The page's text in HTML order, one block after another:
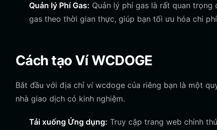
Quản lý Phí Gas: Quản lý phí gas là rất quan
gas theo thời gian thực, giúp bạn tối ưu hóa chi
Cách tạo Ví WCDOGE
Bắt đầu với địa chỉ ví wcdoge của riêng bạn là một
nhà giao dịch có kinh nghiệm.
Tải xuống Ứng dụng: Truy cập trang web chính